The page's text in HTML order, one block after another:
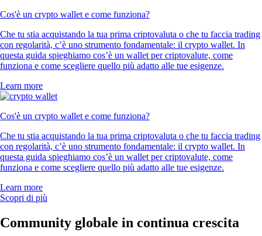
Cos'è un crypto wallet e come funziona?
Che tu stia acquistando la tua prima criptovaluta o che tu faccia trading
con regolarità, c’è uno strumento fondamentale: il crypto wallet. In
questa guida spieghiamo cos’è un wallet per criptovalute, come
funziona e come scegliere quello più adatto alle tue esigenze.
Learn more
Cos'è un crypto wallet e come funziona?
Che tu stia acquistando la tua prima criptovaluta o che tu faccia trading
con regolarità, c’è uno strumento fondamentale: il crypto wallet. In
questa guida spieghiamo cos’è un wallet per criptovalute, come
funziona e come scegliere quello più adatto alle tue esigenze.
Learn more
Scopri di più
Community globale in continua crescita